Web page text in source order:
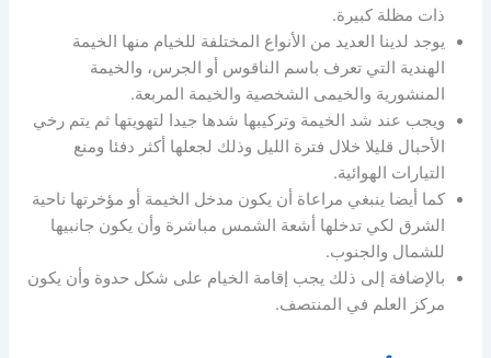
ذات مظلة كبيرة.
يوجد لدينا العديد من الأنواع المختلفة للخيام منها الخيمة
الهندية التي تعرف باسم الناقوس أو الجرس، والخيمة
المنشورية والخيمى الشخصية والخيمة المربعة.
ويجب عند شد الخيمة وتركيبها شدها جيدا لتهويتها ثم يتم رخي
الأحبال قليلا خلال فترة الليل وذلك لجعلها أكثر دفئا ومنع
التيارات الهوائية.
كما أيضا ينبغي مراعاة أن يكون مدخل الخيمة أو مؤخرتها ناحية
الشرق لكي تدخلها أشعة الشمس مباشرة وأن يكون جانبيها
للشمال والجنوب.
بالإضافة إلى ذلك يجب إقامة الخيام على شكل حدوة وأن يكون
مركز العلم في المنتصف.